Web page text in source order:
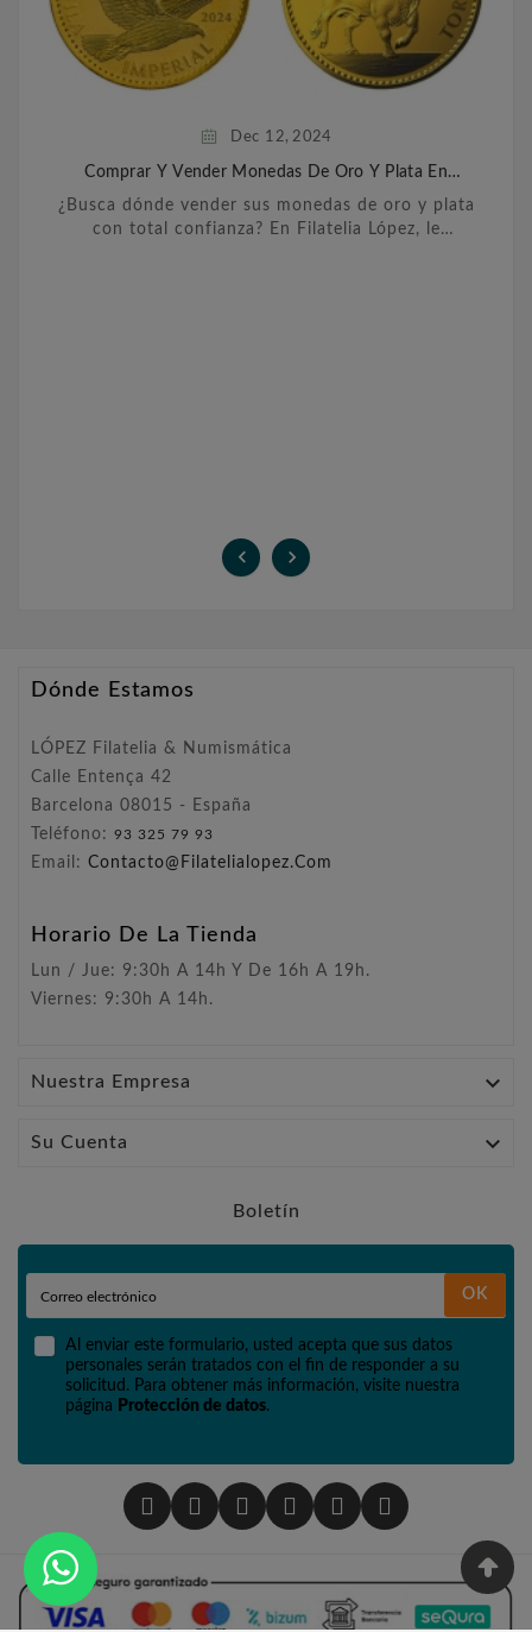
Dec 12, 2024
Comprar Y Vender Monedas De Oro Y Plata En
¿Busca dónde vender sus monedas de oro y plata
con total confianza? En Filatelia López, le
 
Dónde Estamos
LÓPEZ Filatelia & Numismática
Calle Entença 42
Barcelona 08015 - España
Teléfono: 93 325 79 93
Email: Contacto@filatelialopez.com
Horario De La Tienda
Lun / Jue: 9:30h A 14h Y De 16h A 19h.
Viernes: 9:30h A 14h.
Nuestra Empresa 
Su Cuenta 
Boletín
OK
Al enviar este formulario, usted acepta que sus datos
personales serán tratados con el fin de responder a su
solicitud. Para obtener más información, visite nuestra
página Protección de datos.